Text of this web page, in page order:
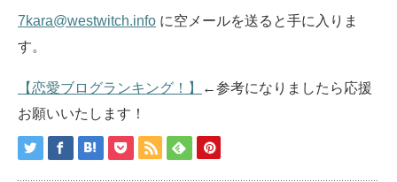
7kara@westwitch.info に空メールを送ると手に入りま
す。
【恋愛ブログランキング！】
←参考になりましたら応援
お願いいたします！